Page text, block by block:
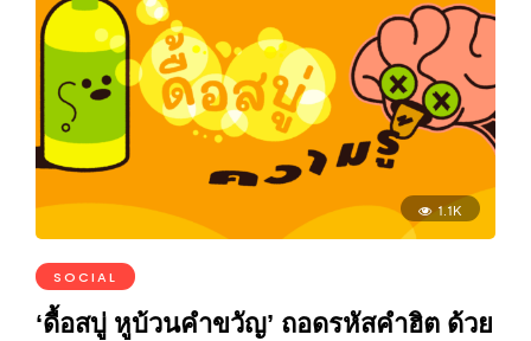
1.1K
SOCIAL
‘ดื้อสบู่ หูบ้วนคำขวัญ’ ถอดรหัสคำฮิต ด้วย